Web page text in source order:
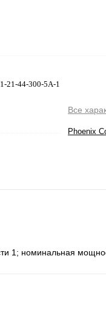
21-44-300-5A-1
Все
Phoenix
1; номинальная